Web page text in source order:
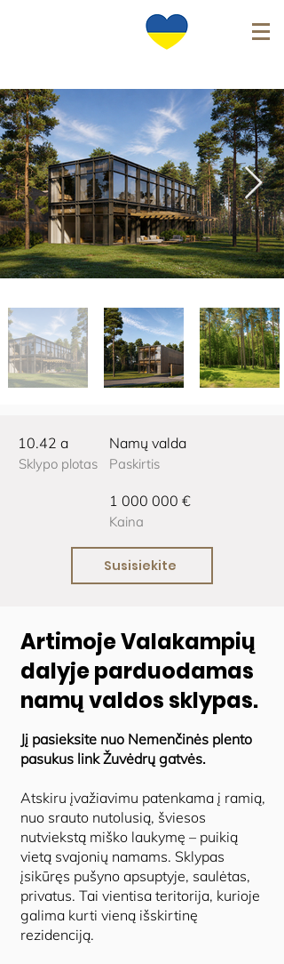
10.42 a
Sklypo plotas
Namų valda
Paskirtis
1 000 000 €
Kaina
Susisiekite
Artimoje Valakampių
dalyje parduodamas
namų valdos sklypas.
Jį pasieksite nuo Nemenčinės plento
pasukus link Žuvėdrų gatvės.
Atskiru įvažiavimu patenkama į ramią,
nuo srauto nutolusią, šviesos
nutviekstą miško laukymę – puikią
vietą svajonių namams. Sklypas
įsikūręs pušyno apsuptyje, saulėtas,
privatus. Tai vientisa teritorija, kurioje
galima kurti vieną išskirtinę
rezidenciją.